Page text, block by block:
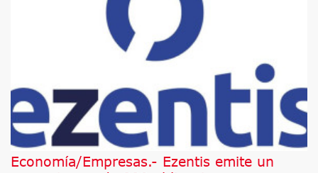
Economía/Empresas.- Ezentis emite un